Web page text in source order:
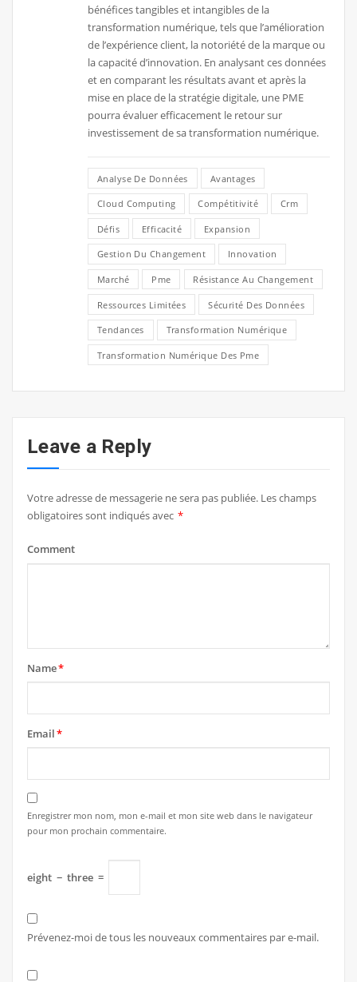
bénéfices tangibles et intangibles de la
transformation numérique, tels que l’amélioration
de l’expérience client, la notoriété de la marque ou
la capacité d’innovation. En analysant ces données
et en comparant les résultats avant et après la
mise en place de la stratégie digitale, une PME
pourra évaluer efficacement le retour sur
investissement de sa transformation numérique.
Analyse De Données Avantages
Cloud Computing Compétitivité Crm
Défis Efficacité Expansion
Gestion Du Changement Innovation
Marché Pme Résistance Au Changement
Ressources Limitées Sécurité Des Données
Tendances Transformation Numérique
Transformation Numérique Des Pme
Leave a Reply
Votre adresse de messagerie ne sera pas publiée. Les champs
obligatoires sont indiqués avec *
Comment
Name*
Email*
Enregistrer mon nom, mon e-mail et mon site web dans le navigateur
pour mon prochain commentaire.
eight − three =
Prévenez-moi de tous les nouveaux commentaires par e-mail.